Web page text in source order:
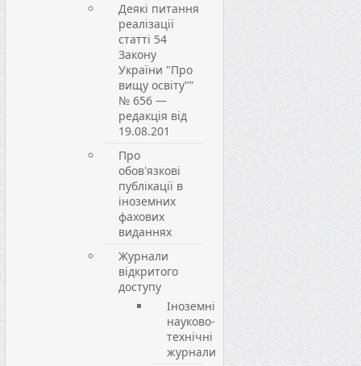
Деякі питання
реалізації
статті 54
Закону
України "Про
вищу освіту"”
№ 656 —
редакція від
19.08.201
Про
обов'язкові
публікації в
іноземних
фахових
виданнях
Журнали
відкритого
доступу
Іноземні
науково-
технічні
журнали